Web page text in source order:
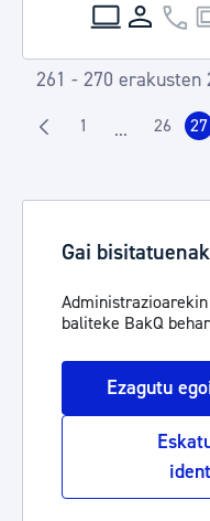
261 - 270 erakusten
Orrialdea
1 ... 26 27
Gai bisitatuenak
baliteke BakQ
Ezagutu